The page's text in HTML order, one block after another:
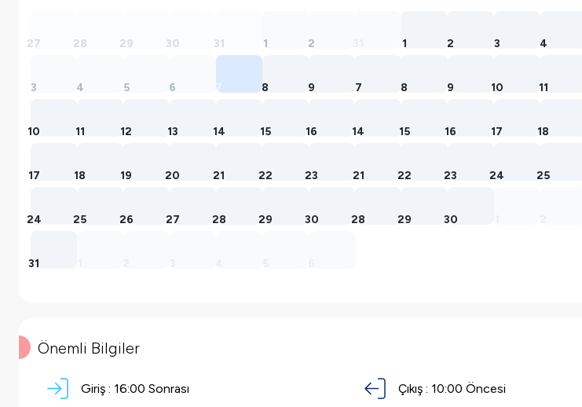
27 28 29 30 31 1 2
3 4 5 6 7 8 9
10 11 12 13 14 15 16
17 18 19 20 21 22 23
24 25 26 27 28 29 30
31
1 2 3 4
7 8 9 10 11
14 15 16 17 18
21 22 23 24 25
28 29 30
Önemli Bilgiler
Giriş : 16:00 Sonrası Çıkış : 10:00 Öncesi